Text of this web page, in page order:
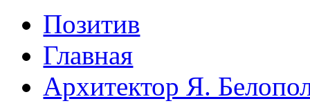
Позитив
Главная
Архитектор Я.